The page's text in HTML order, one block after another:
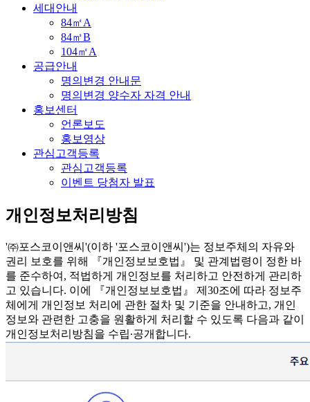
세대안내
84㎡A
84㎡B
104㎡A
공급안내
명의변경 안내문
명의변경 양수자 자격 안내
홍보센터
언론보도
홍보영상
관심고객등록
관심고객등록
이벤트 당첨자 발표
개인정보처리방침
'㈜포스코이앤씨'(이하 '포스코이앤씨')는 정보주체의 자유와
권리 보호를 위해 『개인정보보호법』 및 관계법령이 정한 바
를 준수하여, 적법하게 개인정보를 처리하고 안전하게 관리하
고 있습니다. 이에 『개인정보보호법』 제30조에 따라 정보주
체에게 개인정보 처리에 관한 절차 및 기준을 안내하고, 개인
정보와 관련한 고충을 원활하게 처리할 수 있도록 다음과 같이
개인정보처리방침을 수립∙공개합니다.